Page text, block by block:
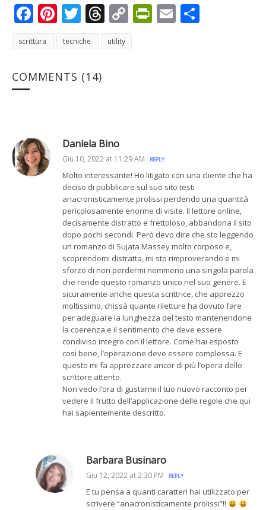
Facebook
Pinterest
Twitter
Threads
Copy
Link
PrintFriendly
Email
scrittura tecniche utility
COMMENTS (14)
Daniela Bino
Giu 10, 2022 at 11:29 AM REPLY
Molto interessante! Ho litigato con una cliente che ha
deciso di pubblicare sul suo sito testi
anacronisticamente prolissi perdendo una quantità
pericolosamente enorme di visite. Il lettore online,
decisamente distratto e frettoloso, abbandona il sito
dopo pochi secondi. Però devo dire che sto leggendo
un romanzo di Sujata Massey molto corposo e,
scoprendomi distratta, mi sto rimproverando e mi
sforzo di non perdermi nemmeno una singola parola
che rende questo romanzo unico nel suo genere. E
sicuramente anche questa scrittrice, che apprezzo
moltissimo, chissà quante riletture ha dovuto fare
per adeguare la lunghezza del testo mantenendone
la coerenza e il sentimento che deve essere
condiviso integro con il lettore. Come hai esposto
così bene, l’operazione deve essere complessa. E
questo mi fa apprezzare ancor di più l’opera dello
scrittore attento.
Non vedo l’ora di gustarmi il tuo nuovo racconto per
vedere il frutto dell’applicazione delle regole che qui
hai sapientemente descritto.
Barbara Businaro
Giu 12, 2022 at 2:30 PM REPLY
E tu pensa a quanti caratteri hai utilizzato per
scrivere “anacronisticamente prolissi”!!